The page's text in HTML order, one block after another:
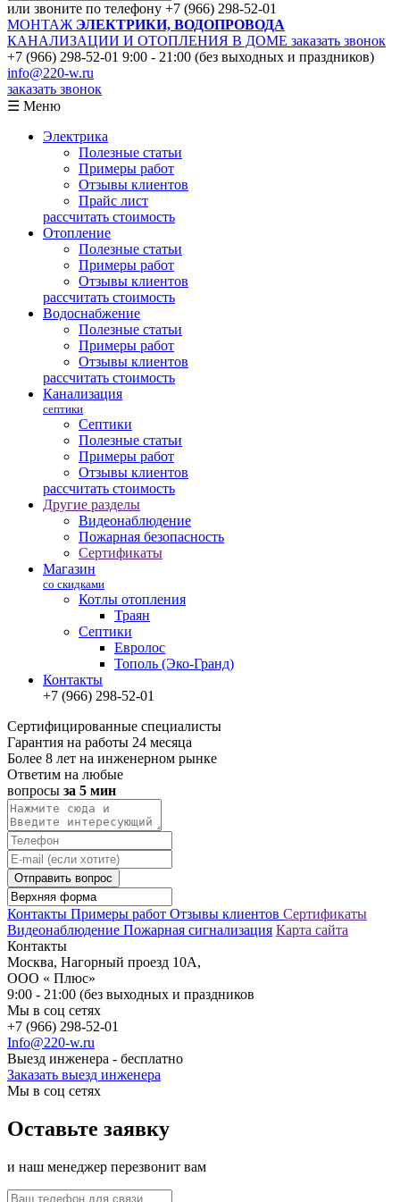
или звоните по телефону +7 (966) 298-52-01
МОНТАЖ ЭЛЕКТРИКИ, ВОДОПРОВОДА
КАНАЛИЗАЦИИ И ОТОПЛЕНИЯ В ДОМЕ заказать звонок
+7 (966) 298-52-01 9:00 - 21:00 (без выходных и праздников)
info@220-w.ru
заказать звонок
☰ Меню
Электрика
Полезные статьи
Примеры работ
Отзывы клиентов
Прайс лист
рассчитать стоимость
Отопление
Полезные статьи
Примеры работ
Отзывы клиентов
рассчитать стоимость
Водоснабжение
Полезные статьи
Примеры работ
Отзывы клиентов
рассчитать стоимость
Канализация
септики
Септики
Полезные статьи
Примеры работ
Отзывы клиентов
рассчитать стоимость
Другие разделы
Видеонаблюдение
Пожарная безопасность
Сертификаты
Магазин
со скидками
Котлы отопления
Траян
Септики
Евролос
Тополь (Эко-Гранд)
Контакты
+7 (966) 298-52-01
Сертифицированные специалисты
Гарантия на работы 24 месяца
Более 8 лет на инженерном рынке
Ответим на любые
вопросы за 5 мин
Отправить вопрос
Контакты Примеры работ Отзывы клиентов Сертификаты
Видеонаблюдение Пожарная сигнализация Карта сайта
Контакты
Москва, Нагорный проезд 10А,
ООО « Плюс»
9:00 - 21:00 (без выходных и праздников
Мы в соц сетях
+7 (966) 298-52-01
Info@220-w.ru
Выезд инженера - бесплатно
Заказать выезд инженера
Мы в соц сетях
Оставьте заявку
и наш менеджер перезвонит вам